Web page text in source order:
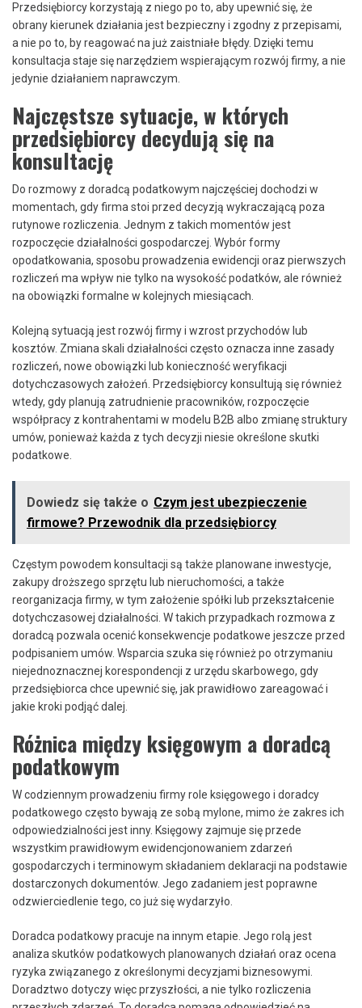
Przedsiębiorcy korzystają z niego po to, aby upewnić się, że
obrany kierunek działania jest bezpieczny i zgodny z przepisami,
a nie po to, by reagować na już zaistniałe błędy. Dzięki temu
konsultacja staje się narzędziem wspierającym rozwój firmy, a nie
jedynie działaniem naprawczym.
Najczęstsze sytuacje, w których
przedsiębiorcy decydują się na
konsultację
Do rozmowy z doradcą podatkowym najczęściej dochodzi w
momentach, gdy firma stoi przed decyzją wykraczającą poza
rutynowe rozliczenia. Jednym z takich momentów jest
rozpoczęcie działalności gospodarczej. Wybór formy
opodatkowania, sposobu prowadzenia ewidencji oraz pierwszych
rozliczeń ma wpływ nie tylko na wysokość podatków, ale również
na obowiązki formalne w kolejnych miesiącach.
Kolejną sytuacją jest rozwój firmy i wzrost przychodów lub
kosztów. Zmiana skali działalności często oznacza inne zasady
rozliczeń, nowe obowiązki lub konieczność weryfikacji
dotychczasowych założeń. Przedsiębiorcy konsultują się również
wtedy, gdy planują zatrudnienie pracowników, rozpoczęcie
współpracy z kontrahentami w modelu B2B albo zmianę struktury
umów, ponieważ każda z tych decyzji niesie określone skutki
podatkowe.
Dowiedz się także o Czym jest ubezpieczenie
firmowe? Przewodnik dla przedsiębiorcy
Częstym powodem konsultacji są także planowane inwestycje,
zakupy droższego sprzętu lub nieruchomości, a także
reorganizacja firmy, w tym założenie spółki lub przekształcenie
dotychczasowej działalności. W takich przypadkach rozmowa z
doradcą pozwala ocenić konsekwencje podatkowe jeszcze przed
podpisaniem umów. Wsparcia szuka się również po otrzymaniu
niejednoznacznej korespondencji z urzędu skarbowego, gdy
przedsiębiorca chce upewnić się, jak prawidłowo zareagować i
jakie kroki podjąć dalej.
Różnica między księgowym a doradcą
podatkowym
W codziennym prowadzeniu firmy role księgowego i doradcy
podatkowego często bywają ze sobą mylone, mimo że zakres ich
odpowiedzialności jest inny. Księgowy zajmuje się przede
wszystkim prawidłowym ewidencjonowaniem zdarzeń
gospodarczych i terminowym składaniem deklaracji na podstawie
dostarczonych dokumentów. Jego zadaniem jest poprawne
odzwierciedlenie tego, co już się wydarzyło.
Doradca podatkowy pracuje na innym etapie. Jego rolą jest
analiza skutków podatkowych planowanych działań oraz ocena
ryzyka związanego z określonymi decyzjami biznesowymi.
Doradztwo dotyczy więc przyszłości, a nie tylko rozliczenia